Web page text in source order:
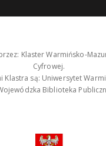
Klaster Warmińsko-
Cyfrowej.
Klastra są: Uniwersytet
Biblioteka